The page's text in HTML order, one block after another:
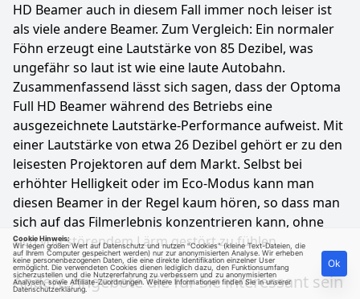
HD Beamer auch in diesem Fall immer noch leiser ist
als viele andere Beamer. Zum Vergleich: Ein normaler
Föhn erzeugt eine Lautstärke von 85 Dezibel, was
ungefähr so laut ist wie eine laute Autobahn.
Zusammenfassend lässt sich sagen, dass der Optoma
Full HD Beamer während des Betriebs eine
ausgezeichnete Lautstärke-Performance aufweist. Mit
einer Lautstärke von etwa 26 Dezibel gehört er zu den
leisesten Projektoren auf dem Markt. Selbst bei
erhöhter Helligkeit oder im Eco-Modus kann man
diesen Beamer in der Regel kaum hören, so dass man
sich auf das Filmerlebnis konzentrieren kann, ohne
sich von störendem Lärm gestört zu fühlen.
Andere Angebote die für Sie interessant sein
Cookie Hinweis:
Wir legen großen Wert auf Datenschutz und nutzen "Cookies" (kleine Text-Dateien, die
auf Ihrem Computer gespeichert werden) nur zur anonymisierten Analyse. Wir erheben
keine personenbezogenen Daten, die eine direkte Identifikation einzelner User
ermöglicht. Die verwendeten Cookies dienen lediglich dazu, den Funktionsumfang
sicherzustellen und die Nutzererfahrung zu verbessern und zu anonymisierten
Analysen, sowie Affiliate-Zuordnungen. Weitere Informationen finden Sie in unserer
Datenschutzerklärung
Ok